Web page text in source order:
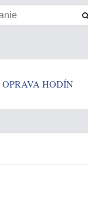
OPRAVA HODÍN